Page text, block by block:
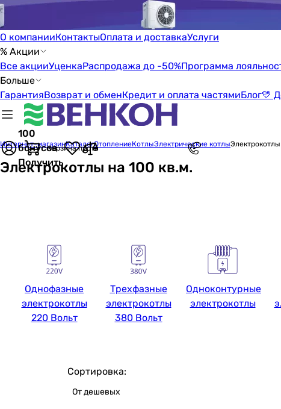
О компанииКонтактыОплата и доставкаУслуги
% Акции
Все акцииУценкаРаспродажа до -50%Программа
Больше
ГарантияВозврат и обменКредит и оплата частямиБлог💛
100
бонусов
Получить
Корзина пуста
Интернет-магазинКаталогОтоплениеКотлыЭлектрические котлы
Электрокотлы на 100 кв.м.
Однофазные
электрокотлы
220 Вольт
Трехфазные
электрокотлы
380 Вольт
Одноконтурные
электрокотлы
Сортировка:
От дешевых